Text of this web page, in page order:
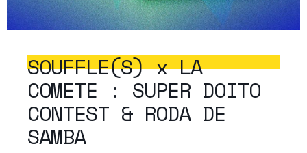
SOUFFLE(S) x LA
COMETE : SUPER DOITO
CONTEST & RODA DE
SAMBA